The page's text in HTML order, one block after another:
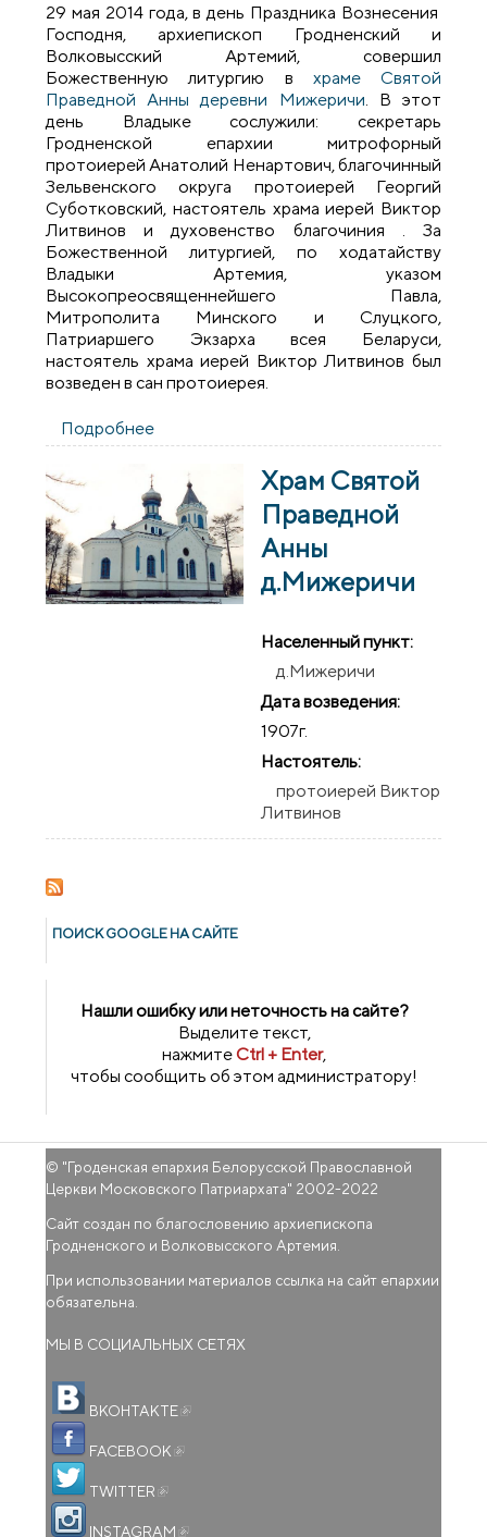
29 мая 2014 года, в день Праздника Вознесения
Господня, архиепископ Гродненский и
Волковысский Артемий, совершил
Божественную литургию в храме Святой
Праведной Анны деревни Мижеричи . В этот
день Владыке сослужили: секретарь
Гродненской епархии митрофорный
протоиерей Анатолий Ненартович, благочинный
Зельвенского округа протоиерей Георгий
Суботковский, настоятель храма иерей Виктор
Литвинов и духовенство благочиния . За
Божественной литургией, по ходатайству
Владыки Артемия, указом
Высокопреосвященнейшего Павла,
Митрополита Минского и Слуцкого,
Патриаршего Экзарха всея Беларуси,
настоятель храма иерей Виктор Литвинов был
возведен в сан протоиерея.
Подробнее
архиепископ Артемий совершил
литургию в храме святой праведной
Анны деревни Мижеричи
Храм Святой
Праведной
Анны
д.Мижеричи
Населенный пункт:
д.Мижеричи
Дата возведения:
1907г.
Настоятель:
протоиерей Виктор
Литвинов
ПОИСК GOОGLE НА САЙТЕ
Нашли ошибку или неточность на сайте?
Выделите текст,
нажмитеCtrl + Enter,
чтобы сообщить об этом администратору!
© "Гроденская епархия Белорусской Православной
Церкви Московского Патриархата" 2002-2022
Сайт создан по благословению архиепископа
Гродненского и Волковысского Артемия.
При использовании материалов ссылка на сайт епархии
обязательна.
МЫ В СОЦИАЛЬНЫХ СЕТЯХ
ВКОНТАКТЕ
FACEBOOK
TWITTER
INSTAGRAM